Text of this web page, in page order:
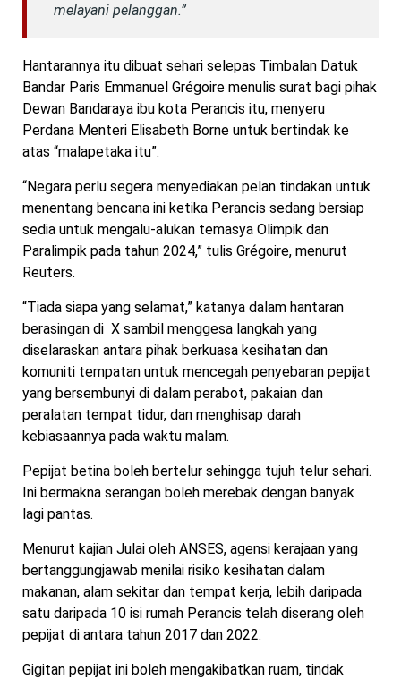
melayani pelanggan.”
Hantarannya itu dibuat sehari selepas Timbalan Datuk
Bandar Paris Emmanuel Grégoire menulis surat bagi pihak
Dewan Bandaraya ibu kota Perancis itu, menyeru
Perdana Menteri Elisabeth Borne untuk bertindak ke
atas “malapetaka itu”.
“Negara perlu segera menyediakan pelan tindakan untuk
menentang bencana ini ketika Perancis sedang bersiap
sedia untuk mengalu-alukan temasya Olimpik dan
Paralimpik pada tahun 2024,” tulis Grégoire, menurut
Reuters.
“Tiada siapa yang selamat,” katanya dalam hantaran
berasingan di X sambil menggesa langkah yang
diselaraskan antara pihak berkuasa kesihatan dan
komuniti tempatan untuk mencegah penyebaran pepijat
yang bersembunyi di dalam perabot, pakaian dan
peralatan tempat tidur, dan menghisap darah
kebiasaannya pada waktu malam.
Pepijat betina boleh bertelur sehingga tujuh telur sehari.
Ini bermakna serangan boleh merebak dengan banyak
lagi pantas.
Menurut kajian Julai oleh ANSES, agensi kerajaan yang
bertanggungjawab menilai risiko kesihatan dalam
makanan, alam sekitar dan tempat kerja, lebih daripada
satu daripada 10 isi rumah Perancis telah diserang oleh
pepijat di antara tahun 2017 dan 2022.
Gigitan pepijat ini boleh mengakibatkan ruam, tindak